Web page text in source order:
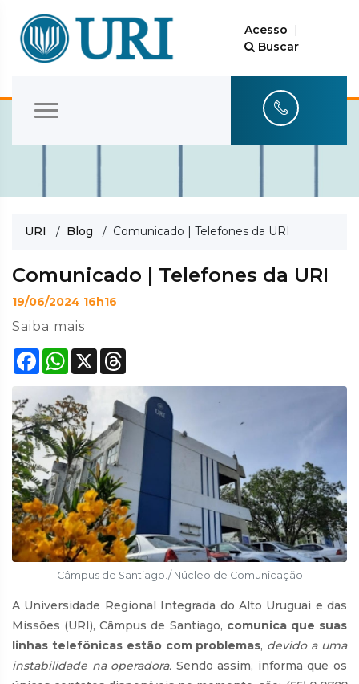
Acesso |
Buscar
URI / Blog / Comunicado | Telefones da URI
Comunicado | Telefones da URI
19/06/2024 16h16
Saiba mais
Facebook
WhatsApp
X Threads
Câmpus de Santiago./ Núcleo de Comunicação
A Universidade Regional Integrada do Alto Uruguai e das
Missões (URI), Câmpus de Santiago, comunica que suas
linhas telefônicas estão com problemas, devido a uma
instabilidade na operadora. Sendo assim, informa que os